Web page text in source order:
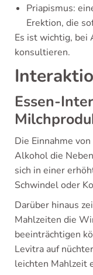
Priapismus:
Erektion, die
Es ist wichtig, bei
konsultieren.
Essen-
Die Einnahme
Alkohol die
sich in einer
Schwindel oder
Darüber hinaus
Mahlzeiten die
beeinträchtigen
Levitra auf
leichten Mahlzeit